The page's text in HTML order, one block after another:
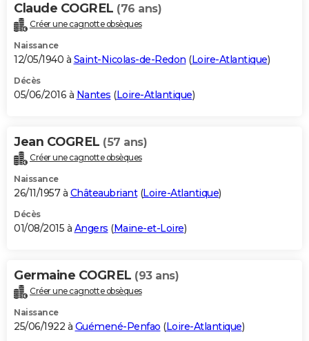
Claude COGREL (76 ans)
Créer une cagnotte obsèques
Naissance
12/05/1940 à Saint-Nicolas-de-Redon (Loire-Atlantique)
Décès
05/06/2016 à Nantes (Loire-Atlantique)
Jean COGREL (57 ans)
Créer une cagnotte obsèques
Naissance
26/11/1957 à Châteaubriant(Loire-Atlantique)
Décès
01/08/2015 à Angers (Maine-et-Loire)
Germaine COGREL (93 ans)
Créer une cagnotte obsèques
Naissance
25/06/1922 à Guémené-Penfao (Loire-Atlantique)